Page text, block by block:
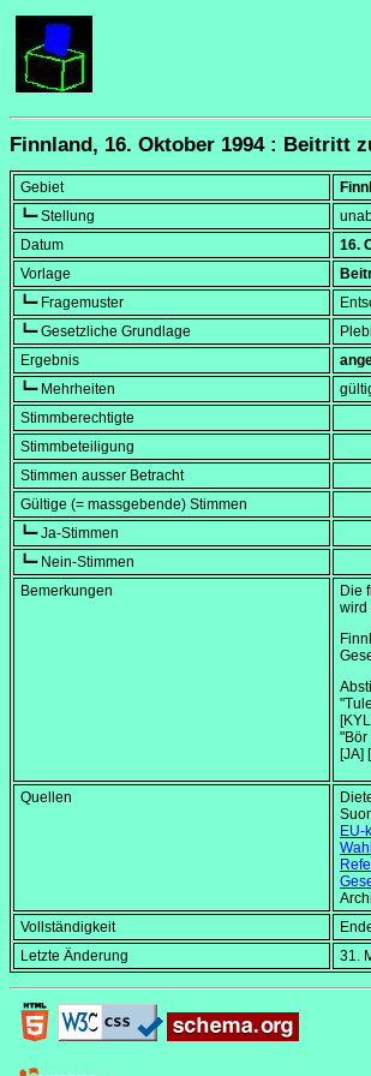
Finnland, 16. Oktober 1994 : Beitritt
Gebiet
┗━ Stellung
Datum
16.
Vorlage
┗━ Fragemuster
┗━ Gesetzliche Grundlage
Ergebnis
┗━ Mehrheiten
Stimmberechtigte
Stimmbeteiligung
Stimmen ausser Betracht
Gültige (= massgebende) Stimmen
┗━ Ja-Stimmen
┗━ Nein-Stimmen
Bemerkungen
Die
wird
"Bör
[JA]
Quellen
EU-
Vollständigkeit
Letzte Änderung
31.